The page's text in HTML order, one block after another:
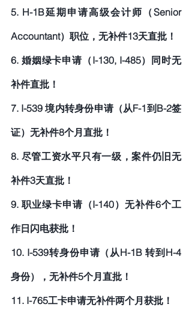
5. H-1B延期申请高级会计师（Senior
Accountant）职位，无补件13天直批！
6. 婚姻绿卡申请（I-130, I-485）同时无
补件直批！
7. I-539 境内转身份申请（从F-1到B-2签
证）无补件8个月直批！
8. 尽管工资水平只有一级，案件仍旧无
补件3天直批！
9. 职业绿卡申请（I-140）无补件6个工
作日闪电获批！
10. I-539转身份申请（从H-1B 转到H-4
身份），无补件5个月直批！
11. I-765工卡申请无补件两个月获批！